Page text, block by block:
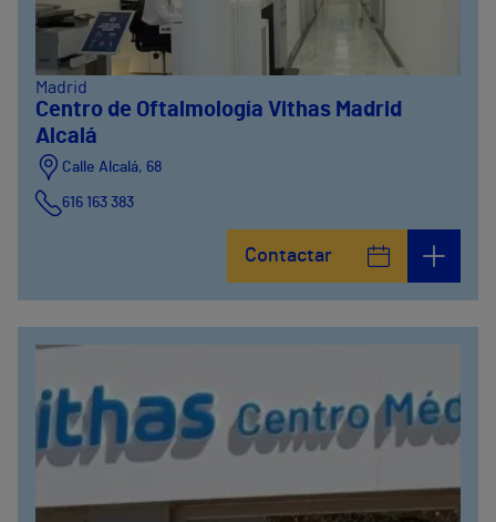
Madrid
Centro de Oftalmología Vithas Madrid
Alcalá
Calle Alcalá, 68
616 163 383
Contactar